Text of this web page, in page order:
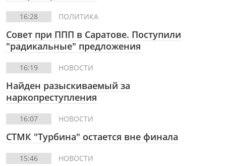
16:28 ПОЛИТИКА
Совет при ППП в Саратове. Поступили
"радикальные" предложения
16:19 НОВОСТИ
Найден разыскиваемый за
наркопреступления
16:07 НОВОСТИ
СТМК "Турбина" остается вне финала
15:46 НОВОСТИ